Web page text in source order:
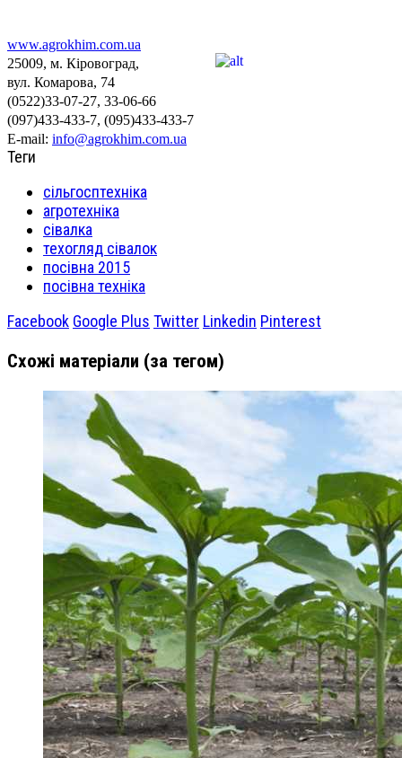
www.agrokhim.com.ua
25009, м. Кіровоград,
вул. Комарова, 74
(0522)33-07-27, 33-06-66
(097)433-433-7, (095)433-433-7
E-mail: info@agrokhim.com.ua
Теги
сільгосптехніка
агротехніка
сівалка
техогляд сівалок
посівна 2015
посівна техніка
Facebook Google Plus Twitter Linkedin Pinterest
Схожі матеріали (за тегом)